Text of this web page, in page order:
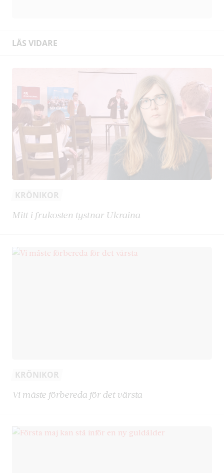
LÄS VIDARE
KRÖNIKOR
Mitt i frukosten tystnar Ukraina
KRÖNIKOR
Vi måste förbereda för det värsta